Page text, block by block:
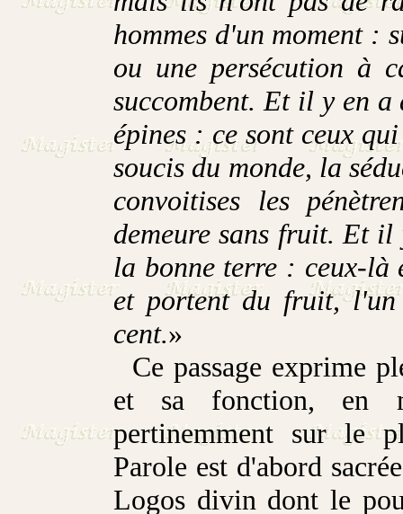
hommes d'un moment :
ou une persécution à
succombent. Et il y en a
épines : ce sont ceux
soucis du monde, la
convoitises les
demeure sans fruit. Et il
la bonne terre : ceux-là
et portent du fruit, l'un
cent.»
Ce passage exprime
et sa fonction, en
pertinemment sur le
Parole est d'abord
Logos divin dont le